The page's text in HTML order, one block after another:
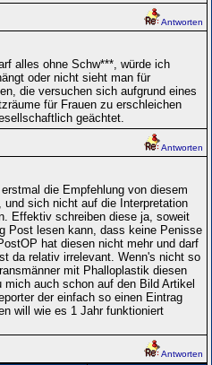
Antworten
alles ohne Schw***, würde ich
oder nicht sieht man für
die versuchen sich aufgrund eines
für Frauen zu erschleichen
geächtet.
Antworten
die Empfehlung von diesem
und sich nicht auf die Interpretation
Effektiv schreiben diese ja, soweit
Post lesen kann, dass keine Penisse
hat diesen nicht mehr und darf
da relativ irrelevant. Wenn's nicht so
mit Phalloplastik diesen
mich auch schon auf den Bild Artikel
der einfach so einen Eintrag
will wie es 1 Jahr funktioniert
Antworten